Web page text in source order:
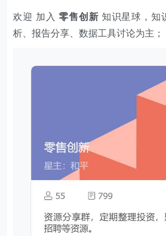
欢迎 加入 零售创新 知识星球，知
析、报告分享、数据工具讨论为主；